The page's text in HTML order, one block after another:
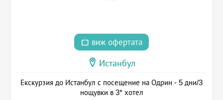
виж офертата
Истанбул
Екскурзия до Истанбул с посещение на Одрин - 5 дни/3
нощувки в 3* хотел